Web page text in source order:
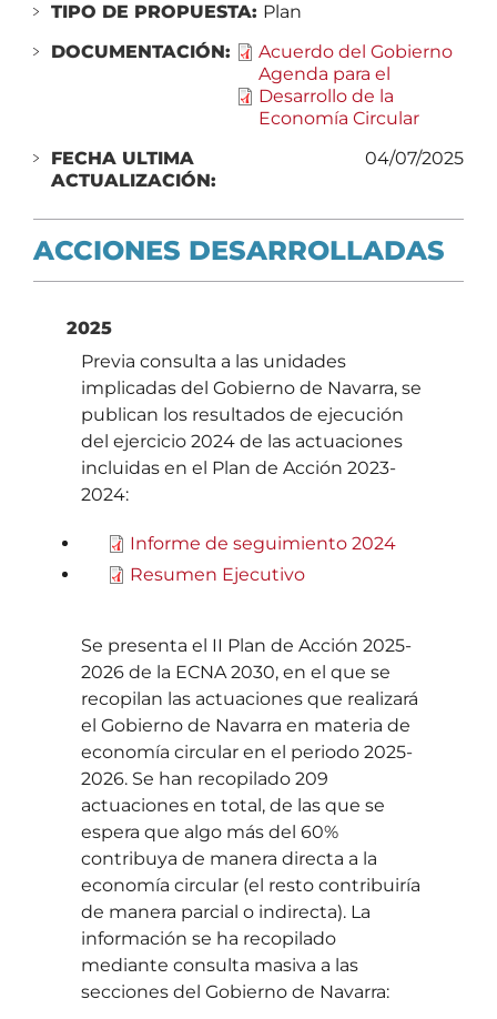
TIPO DE PROPUESTA: Plan
DOCUMENTACIÓN:
Acuerdo del Gobierno
Agenda para el
Desarrollo de la
Economía Circular
FECHA ULTIMA
ACTUALIZACIÓN:
04/07/2025
ACCIONES DESARROLLADAS
2025
Previa consulta a las unidades
implicadas del Gobierno de Navarra, se
publican los resultados de ejecución
del ejercicio 2024 de las actuaciones
incluidas en el Plan de Acción 2023-
2024:
Informe de seguimiento 2024
Resumen Ejecutivo
Se presenta el II Plan de Acción 2025-
2026 de la ECNA 2030, en el que se
recopilan las actuaciones que realizará
el Gobierno de Navarra en materia de
economía circular en el periodo 2025-
2026. Se han recopilado 209
actuaciones en total, de las que se
espera que algo más del 60%
contribuya de manera directa a la
economía circular (el resto contribuiría
de manera parcial o indirecta). La
información se ha recopilado
mediante consulta masiva a las
secciones del Gobierno de Navarra: